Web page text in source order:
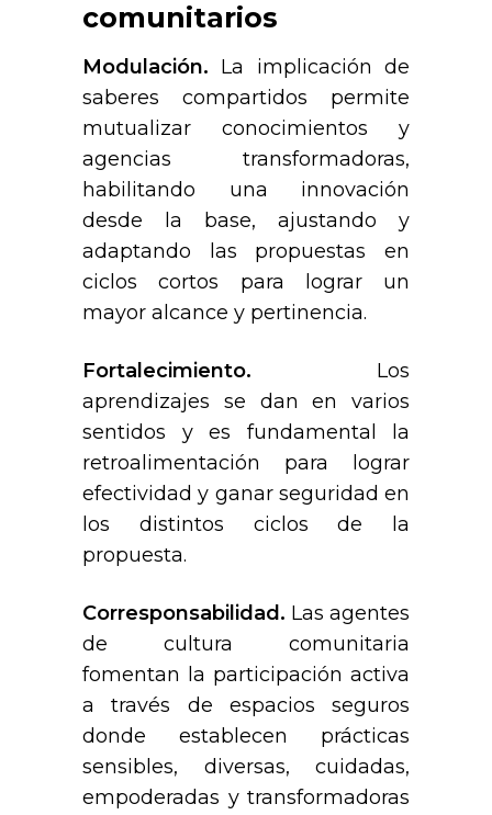
comunitarios
Modulación. La implicación de
saberes compartidos permite
mutualizar conocimientos y
agencias transformadoras,
habilitando una innovación
desde la base, ajustando y
adaptando las propuestas en
ciclos cortos para lograr un
mayor alcance y pertinencia.
Fortalecimiento. Los
aprendizajes se dan en varios
sentidos y es fundamental la
retroalimentación para lograr
efectividad y ganar seguridad en
los distintos ciclos de la
propuesta.
Corresponsabilidad. Las agentes
de cultura comunitaria
fomentan la participación activa
a través de espacios seguros
donde establecen prácticas
sensibles, diversas, cuidadas,
empoderadas y transformadoras